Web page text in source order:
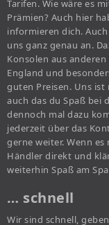
Tarifen. Wie wäre es
Prämien? Auch hier
informieren dich.
uns ganz genau an.
Konsolen aus
England und
guten Preisen. Uns
auch das du Spaß bei
dennoch mal dazu
jederzeit über das
gerne weiter. Wenn
Händler direkt und
weiterhin Spaß am
… schnell
Wir sind schnell,